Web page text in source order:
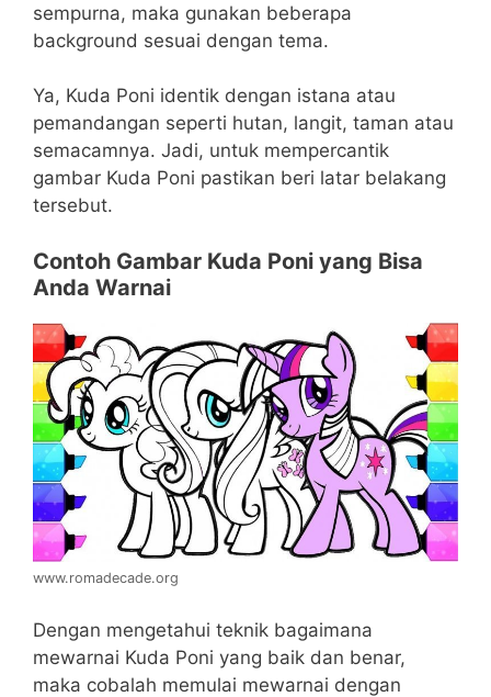
sempurna, maka gunakan beberapa
background sesuai dengan tema.
Ya, Kuda Poni identik dengan istana atau
pemandangan seperti hutan, langit, taman atau
semacamnya. Jadi, untuk mempercantik
gambar Kuda Poni pastikan beri latar belakang
tersebut.
Contoh Gambar Kuda Poni yang Bisa
Anda Warnai
www.romadecade.org
Dengan mengetahui teknik bagaimana
mewarnai Kuda Poni yang baik dan benar,
maka cobalah memulai mewarnai dengan